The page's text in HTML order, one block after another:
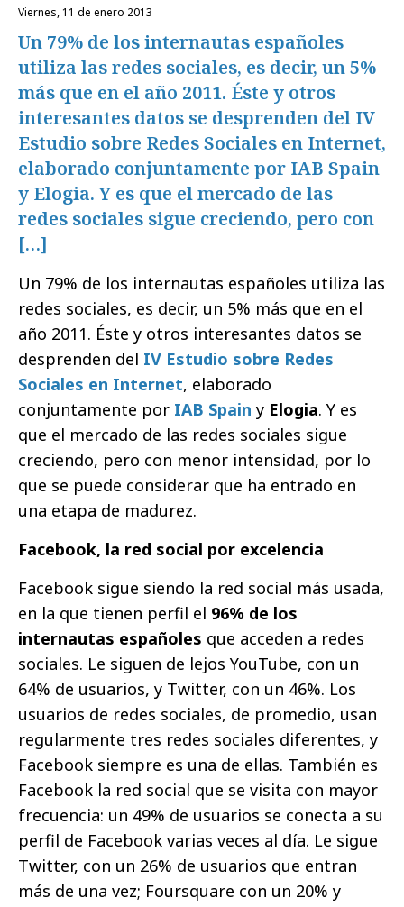
viernes, 11 de enero 2013
Un 79% de los internautas españoles
utiliza las redes sociales, es decir, un 5%
más que en el año 2011. Éste y otros
interesantes datos se desprenden del IV
Estudio sobre Redes Sociales en Internet,
elaborado conjuntamente por IAB Spain
y Elogia. Y es que el mercado de las
redes sociales sigue creciendo, pero con
[…]
Un 79% de los internautas españoles utiliza las
redes sociales, es decir, un 5% más que en el
año 2011. Éste y otros interesantes datos se
desprenden del IV Estudio sobre Redes
Sociales en Internet, elaborado
conjuntamente por IAB Spain y Elogia. Y es
que el mercado de las redes sociales sigue
creciendo, pero con menor intensidad, por lo
que se puede considerar que ha entrado en
una etapa de madurez.
Facebook, la red social por excelencia
Facebook sigue siendo la red social más usada,
en la que tienen perfil el 96% de los
internautas españoles que acceden a redes
sociales. Le siguen de lejos YouTube, con un
64% de usuarios, y Twitter, con un 46%. Los
usuarios de redes sociales, de promedio, usan
regularmente tres redes sociales diferentes, y
Facebook siempre es una de ellas. También es
Facebook la red social que se visita con mayor
frecuencia: un 49% de usuarios se conecta a su
perfil de Facebook varias veces al día. Le sigue
Twitter, con un 26% de usuarios que entran
más de una vez; Foursquare con un 20% y